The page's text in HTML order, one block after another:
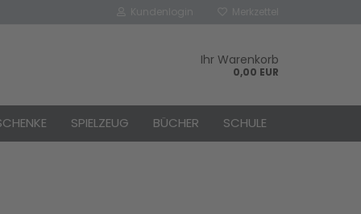
Ihr Warenkorb
0,00 EUR
SPIELZEUG BÜCHER SCHULE